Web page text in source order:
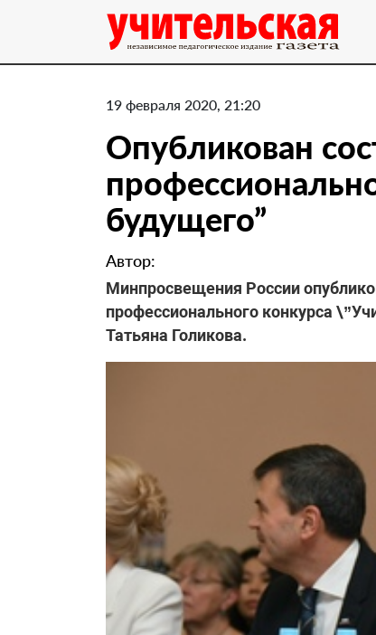
19 февраля 2020, 21:20
Опубликован
будущего”
Автор:
Минпросвещения России
профессионального конкурса
Татьяна Голикова.